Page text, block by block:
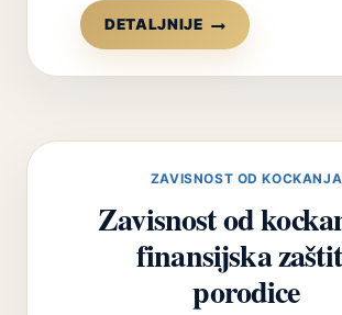
DETALJNIJE
UNAPREĐENJE
MOTIVACIJE
PROMENAMA
ZAVISNOST OD KOCKANJA
Zavisnost od
finansijska
porodice